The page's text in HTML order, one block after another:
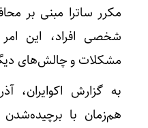
مکرر ساترا مبنی بر
شخصی افراد، این
مشکلات و چالش‌های
به گزارش اکوایران،‌
هم‌زمان با برچیده‌شدن